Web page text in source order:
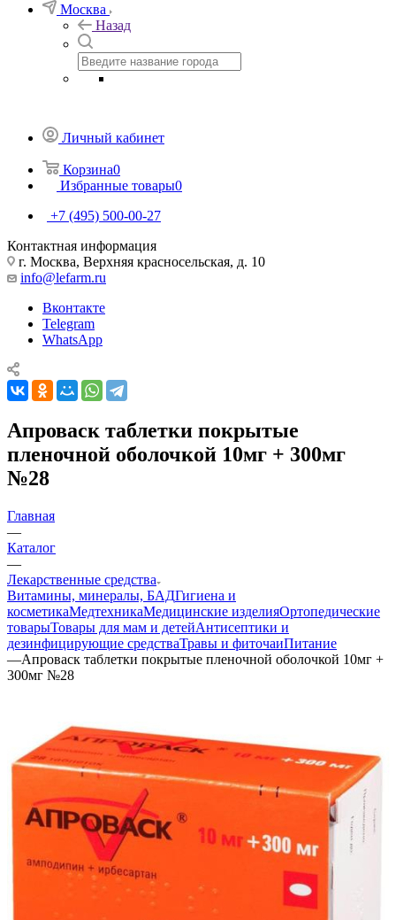
Москва
Назад
Личный кабинет
Корзина0
Избранные товары0
+7 (495) 500-00-27
Контактная информация
г. Москва, Верхняя красносельская, д. 10
info@lefarm.ru
Вконтакте
Telegram
WhatsApp
Апроваск таблетки покрытые
пленочной оболочкой 10мг + 300мг
№28
Главная
—
Каталог
—
Лекарственные средства
Витамины, минералы, БАДГигиена и
косметикаМедтехникаМедицинские изделияОртопедические
товарыТовары для мам и детейАнтисептики и
дезинфицирующие средстваТравы и фиточаиПитание
—Апроваск таблетки покрытые пленочной оболочкой 10мг +
300мг №28